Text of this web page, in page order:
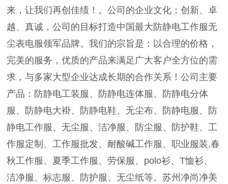
来，让我们再创佳绩！。公司的企业文化：创新、卓
越、真诚，公司的目标打造中国最大防静电工作服无
尘表电服领军品牌。我们的宗旨是：以合理的价格，
完美的服务，优质的产品来满足广大客户全方位的需
求，与多家大型企业达成长期的合作关系！公司主要
产品：防静电工装服、防静电连体服、防静电分体
服、防静电大褂、防静电鞋、无尘布、防静电服、防
静电工作服、无尘服、洁净服、防尘服、防护鞋、工
作服定制、工作服批发、耐酸碱工作服、职业服装,春
秋工作服、夏季工作服、劳保服、polo衫、T恤衫、
洁净服、标志服、防护服、无尘纸等。苏州净尚净美